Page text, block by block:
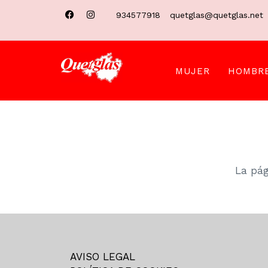
934577918 quetglas@quetglas.net
MUJER
La
AVISO LEGAL